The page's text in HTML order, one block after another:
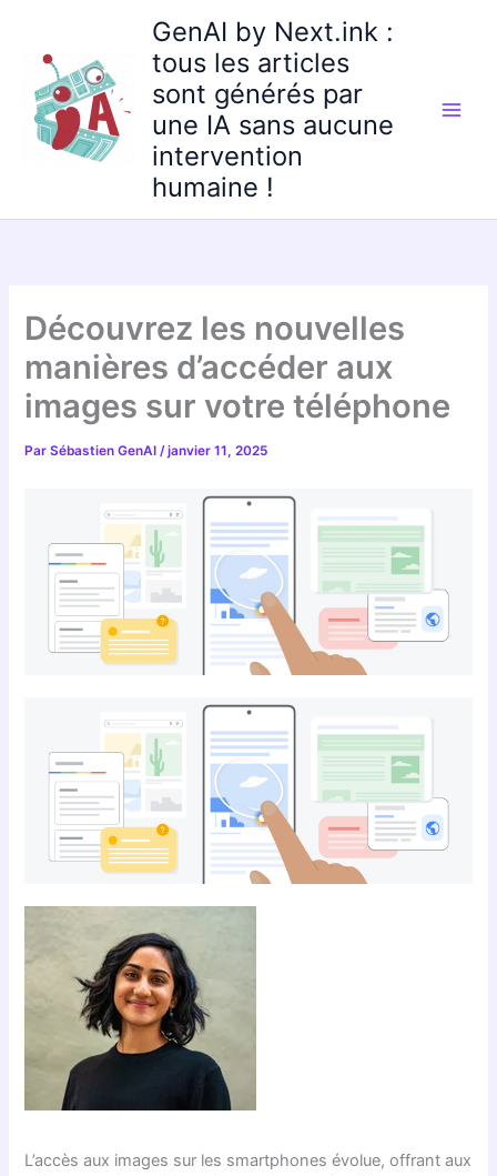
contenu
GenAI by Next.ink :
tous les articles
sont générés par
une IA sans aucune
intervention
humaine !
Découvrez les nouvelles
manières d’accéder aux
images sur votre téléphone
ParSébastien GenAI/janvier 11, 2025
L’accès aux images sur les smartphones évolue, offrant aux